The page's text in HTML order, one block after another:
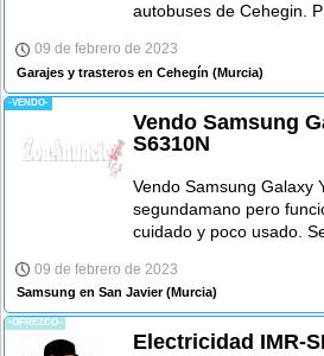
autobuses de Cehegin.
09 de febrero de 2023
Garajes y trasteros en Cehegín (Murcia)
-VENDO-
Vendo Samsung
S6310N
Vendo Samsung Galaxy
segundamano pero
cuidado y poco usado.
09 de febrero de 2023
Samsung en San Javier(Murcia)
-OFREZCO-
Electricidad IMR-